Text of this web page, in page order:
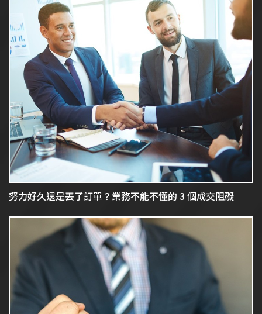
努力好久還是丟了訂單？業務不能不懂的 3 個成交阻礙